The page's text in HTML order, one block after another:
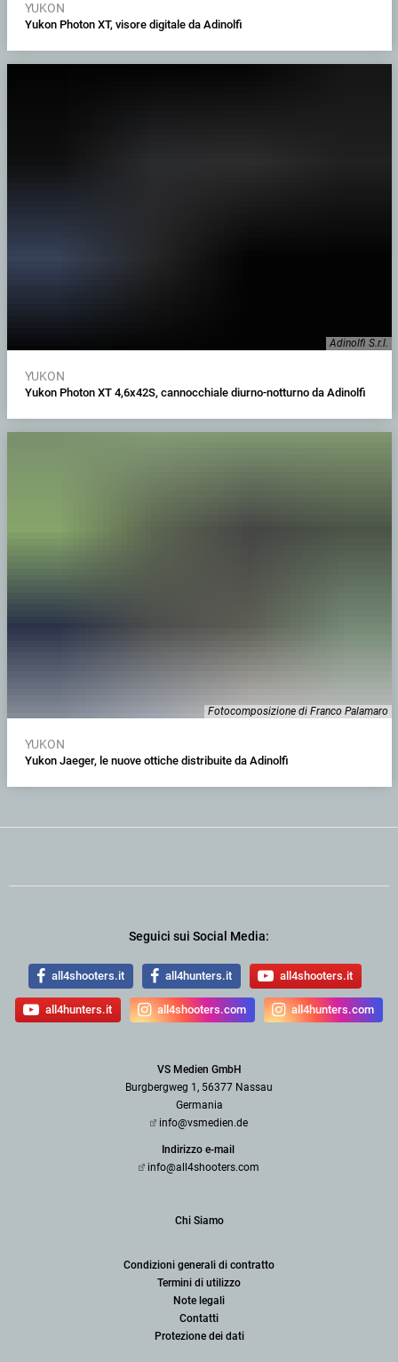
YUKON
Yukon Photon XT, visore digitale da Adinolfi
Adinolfi S.r.l.
YUKON
Yukon Photon XT 4,6x42S, cannocchiale diurno-notturno da Adinolfi
Fotocomposizione di Franco Palamaro
YUKON
Yukon Jaeger, le nuove ottiche distribuite da Adinolfi
Seguici sui Social Media:
all4shooters.it all4hunters.it all4shooters.it
all4hunters.it all4shooters.com all4hunters.com
VS Medien GmbH
Burgbergweg 1, 56377 Nassau
Germania
info@vsmedien.de
Indirizzo e-mail
info@all4shooters.com
Chi Siamo
Condizioni generali di contratto
Termini di utilizzo
Note legali
Contatti
Protezione dei dati